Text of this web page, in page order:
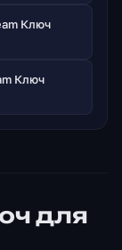
Ключ
Ключ
для